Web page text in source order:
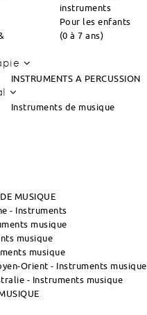
instruments
Pour les enfants
(0 à 7 ans)
INSTRUMENTS A PERCUSSION
Instruments de musique
MUSIQUE
- Instruments
musique
musique
musique
Orient - Instruments musique
- Instruments musique